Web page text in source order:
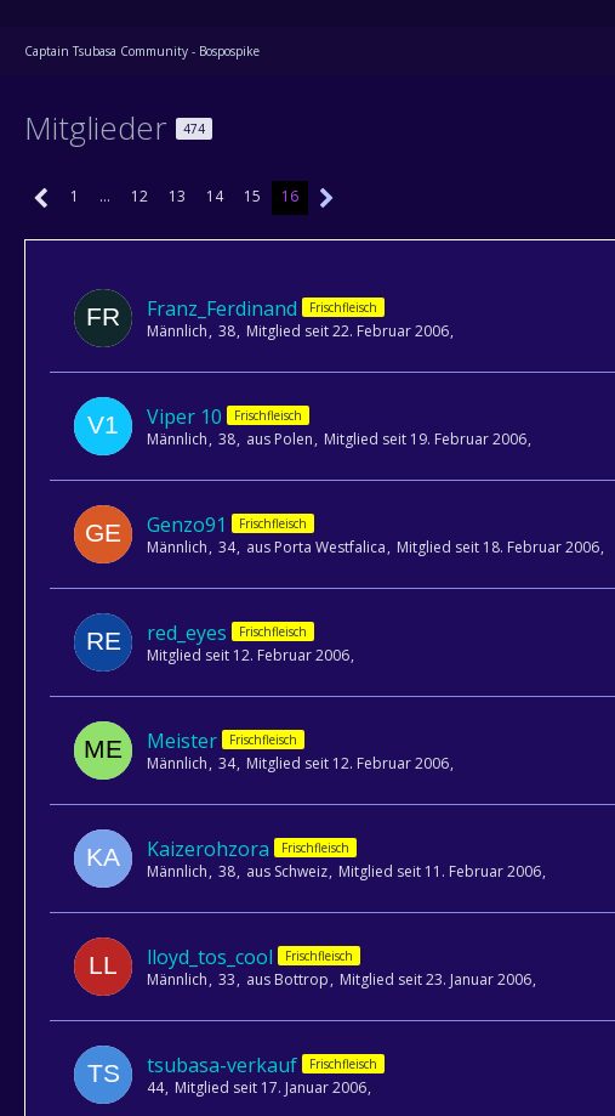
Captain Tsubasa Community - Bospospike
Mitglieder 474
1 … 12 13 14 15 16
Franz_Ferdinand Frischfleisch
Männlich 38 Mitglied seit 22. Februar 2006
Viper 10 Frischfleisch
Männlich 38 aus Polen Mitglied seit 19. Februar 2006
Genzo91 Frischfleisch
Männlich 34 aus Porta Westfalica Mitglied seit 18. Februar 2006
red_eyes Frischfleisch
Mitglied seit 12. Februar 2006
Meister Frischfleisch
Männlich 34 Mitglied seit 12. Februar 2006
Kaizerohzora Frischfleisch
Männlich 38 aus Schweiz Mitglied seit 11. Februar 2006
lloyd_tos_cool Frischfleisch
Männlich 33 aus Bottrop Mitglied seit 23. Januar 2006
tsubasa-verkauf Frischfleisch
44 Mitglied seit 17. Januar 2006